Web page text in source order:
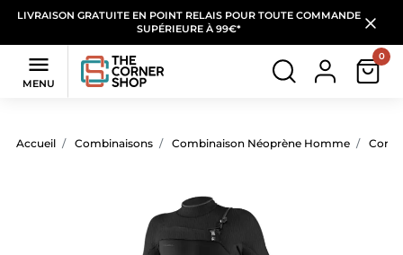
LIVRAISON GRATUITE EN POINT RELAIS POUR TOUTE COMMANDE
SUPÉRIEURE À 99€*

MENU
0
Accueil Combinaisons Combinaison Néoprène Homme